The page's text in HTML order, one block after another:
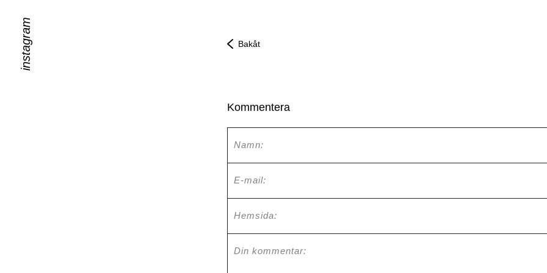
instagram Bakåt
Kommentera
Namn:
E-mail:
Hemsida:
Din kommentar: